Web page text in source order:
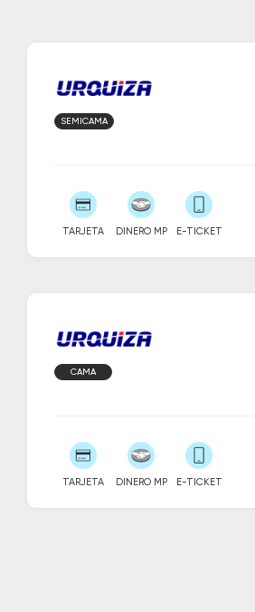
SEMICAMA
TARJETA DINERO MP E-TICKET
CAMA
TARJETA DINERO MP E-TICKET